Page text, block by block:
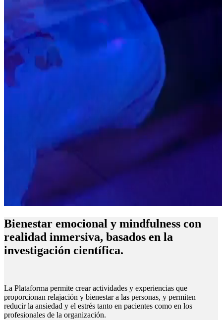
Bienestar emocional y mindfulness con
realidad inmersiva, basados en la
investigación científica.
La Plataforma permite crear actividades y experiencias que
proporcionan relajación y bienestar a las personas, y permiten
reducir la ansiedad y el estrés tanto en pacientes como en los
profesionales de la organización.